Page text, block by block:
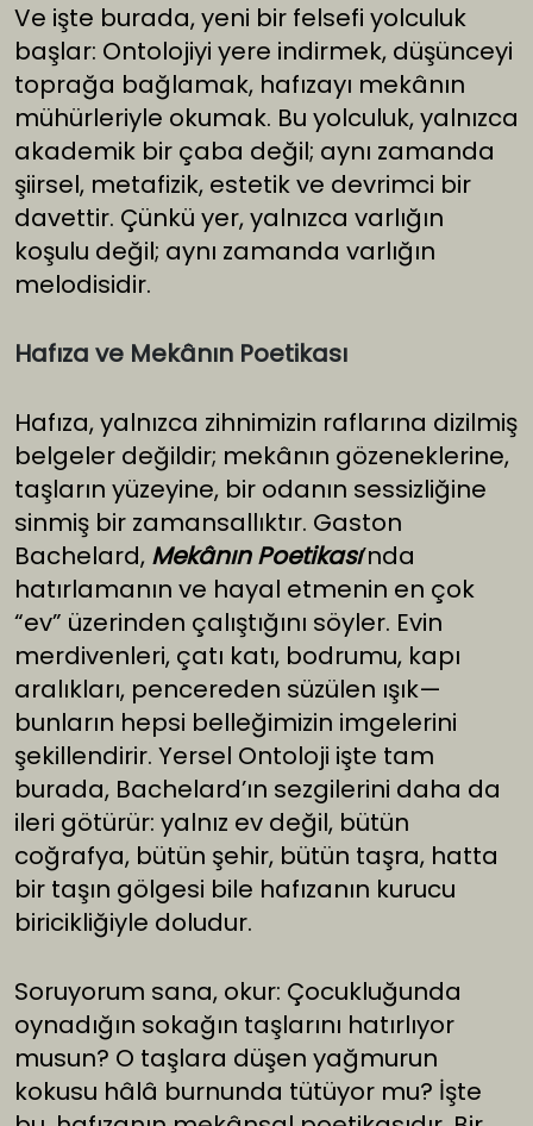
Ve işte burada, yeni bir felsefi yolculuk
başlar: Ontolojiyi yere indirmek, düşünceyi
toprağa bağlamak, hafızayı mekânın
mühürleriyle okumak. Bu yolculuk, yalnızca
akademik bir çaba değil; aynı zamanda
şiirsel, metafizik, estetik ve devrimci bir
davettir. Çünkü yer, yalnızca varlığın
koşulu değil; aynı zamanda varlığın
melodisidir.
Hafıza ve Mekânın Poetikası
Hafıza, yalnızca zihnimizin raflarına dizilmiş
belgeler değildir; mekânın gözeneklerine,
taşların yüzeyine, bir odanın sessizliğine
sinmiş bir zamansallıktır. Gaston
Bachelard, Mekânın Poetikası’nda
hatırlamanın ve hayal etmenin en çok
“ev” üzerinden çalıştığını söyler. Evin
merdivenleri, çatı katı, bodrumu, kapı
aralıkları, pencereden süzülen ışık—
bunların hepsi belleğimizin imgelerini
şekillendirir. Yersel Ontoloji işte tam
burada, Bachelard’ın sezgilerini daha da
ileri götürür: yalnız ev değil, bütün
coğrafya, bütün şehir, bütün taşra, hatta
bir taşın gölgesi bile hafızanın kurucu
biricikliğiyle doludur.
Soruyorum sana, okur: Çocukluğunda
oynadığın sokağın taşlarını hatırlıyor
musun? O taşlara düşen yağmurun
kokusu hâlâ burnunda tütüyor mu? İşte